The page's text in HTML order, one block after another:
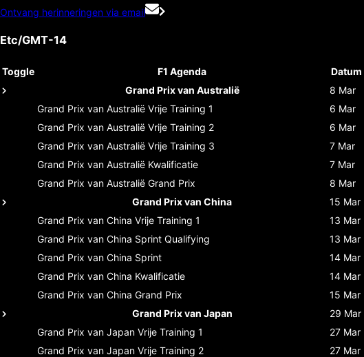
Ontvang herinneringen via email
Etc/GMT-14
Toggle F1 Agenda Datum
Grand Prix van Australië
8 Mar
Grand Prix van Australië Vrije Training 1 6 Mar
Grand Prix van Australië Vrije Training 2 6 Mar
Grand Prix van Australië Vrije Training 3 7 Mar
Grand Prix van Australië Kwalificatie 7 Mar
Grand Prix van Australië Grand Prix 8 Mar
Grand Prix van China
15 Mar
Grand Prix van China Vrije Training 1 13 Mar
Grand Prix van China Sprint Qualifying 13 Mar
Grand Prix van China Sprint 14 Mar
Grand Prix van China Kwalificatie 14 Mar
Grand Prix van China Grand Prix 15 Mar
Grand Prix van Japan
29 Mar
Grand Prix van Japan Vrije Training 1 27 Mar
Grand Prix van Japan Vrije Training 2 27 Mar